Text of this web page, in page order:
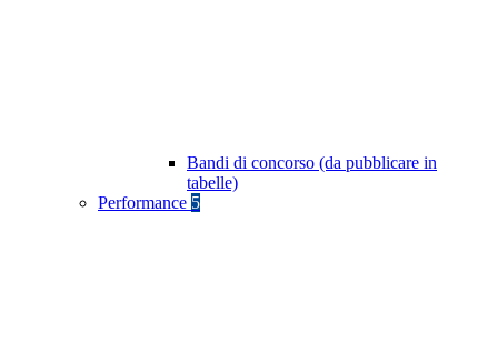
Bandi di concorso (da pubblicare in
tabelle)
Performance 5